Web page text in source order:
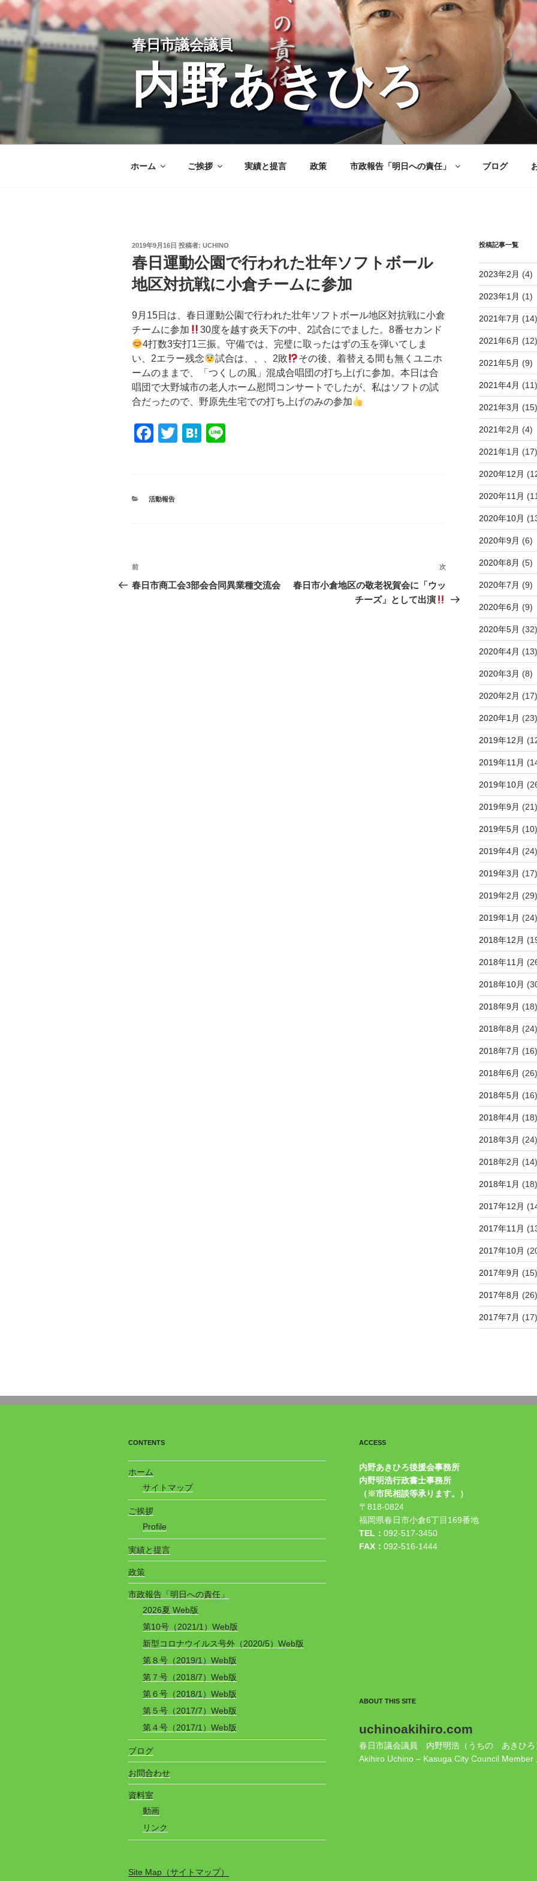
コ
ン
ン
プ
春日市議会議員
内野あきひろ
ホーム ご挨拶 実績と提言 政策 市政報告「明日への責任」 ブログ
投
日:
2019年9月16日 投稿者: UCHINO
春日運動公園で行われた壮年ソフトボール
地区対抗戦に小倉チームに参加
9月15日は、春日運動公園で行われた壮年ソフトボール地区対抗戦に小倉
チームに参加
30度を越す炎天下の中、2試合にでました。8番セカンド
4打数3安打1三振。守備では、完璧に取ったはずの玉を弾いてしま
い、2エラー残念
試合は、、、2敗
その後、着替える間も無くユニホ
ームのままで、「つくしの風」混成合唱団の打ち上げに参加。本日は合
唱団で大野城市の老人ホーム慰問コンサートでしたが、私はソフトの試
合だったので、野原先生宅での打ち上げのみの参加
F
e
b
T
H
カ
活動報告
投
稿
過
去
前
春日市商工会3部会合同異業種交流会
次
投
次
春日市小倉地区の敬老祝賀会に「ウッ
チーズ」として出演
投稿記事一覧
2023年2月 (4)
2023年1月 (1)
2021年7月 (14)
2021年6月 (12)
2021年5月 (9)
2021年4月 (11)
2021年3月 (15)
2021年2月 (4)
2021年1月 (17)
2020年12月
2020年11月
2020年10月
2020年9月 (6)
2020年8月 (5)
2020年7月 (9)
2020年6月 (9)
2020年5月 (32)
2020年4月 (13)
2020年3月 (8)
2020年2月 (17)
2020年1月 (23)
2019年12月
2019年11月
2019年10月
2019年9月 (21)
2019年5月 (10)
2019年4月 (24)
2019年3月 (17)
2019年2月 (29)
2019年1月 (24)
2018年12月
2018年11月
2018年10月
2018年9月 (18)
2018年8月 (24)
2018年7月 (16)
2018年6月 (26)
2018年5月 (16)
2018年4月 (18)
2018年3月 (24)
2018年2月 (14)
2018年1月 (18)
2017年12月
2017年11月
2017年10月
2017年9月 (15)
2017年8月 (26)
2017年7月 (17)
CONTENTS
ホーム
サイトマップ
ご挨拶
Profile
実績と提言
政策
市政報告「明日への責任」
2026夏 Web版
第10号（2021/1）Web版
新型コロナウイルス号外（2020/5）Web版
第８号（2019/1）Web版
第７号（2018/7）Web版
第６号（2018/1）Web版
第５号（2017/7）Web版
第４号（2017/1）Web版
ブログ
お問合わせ
資料室
動画
リンク
Site Map（サイトマップ）
ACCESS
内野あきひろ後援会事務所
内野明浩行政書士事務所
（※市民相談等承ります。）
〒818-0824
福岡県春日市小倉6丁目169番地
TEL： 092-517-3450
FAX： 092-516-1444
ABOUT THIS SITE
uchinoakihiro.com
春日市議会議員 内野明浩（うちの あきひろ
Akihiro Uchino – Kasuga City Council Member